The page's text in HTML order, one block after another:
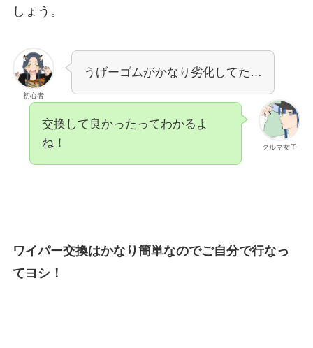
しょう。
初心者
うげーゴムがかなり劣化してた…
クルマ女子
交換して良かったってわかるよ
ね！
ワイパー交換はかなり簡単なのでご自分で行なっ
てヨシ！